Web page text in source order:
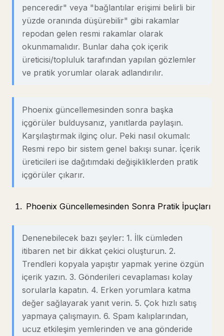
penceredir" veya "bağlantılar erişimi belirli bir
yüzde oranında düşürebilir" gibi rakamlar
repodan gelen resmi rakamlar olarak
okunmamalıdır. Bunlar daha çok içerik
üreticisi/topluluk tarafından yapılan gözlemler
ve pratik yorumlar olarak adlandırılır.
Phoenix güncellemesinden sonra başka
içgörüler bulduysanız, yanıtlarda paylaşın.
Karşılaştırmak ilginç olur. Peki nasıl okumalı:
Resmi repo bir sistem genel bakışı sunar. İçerik
üreticileri ise dağıtımdaki değişikliklerden pratik
içgörüler çıkarır.
Phoenix Güncellemesinden Sonra Pratik İpuçları
Denenebilecek bazı şeyler: 1. İlk cümleden
itibaren net bir dikkat çekici oluşturun. 2.
Trendleri kopyala yapıştır yapmak yerine özgün
içerik yazın. 3. Gönderileri cevaplaması kolay
sorularla kapatın. 4. Erken yorumlara katma
değer sağlayarak yanıt verin. 5. Çok hızlı satış
yapmaya çalışmayın. 6. Spam kalıplarından,
ucuz etkileşim yemlerinden ve ana gönderide